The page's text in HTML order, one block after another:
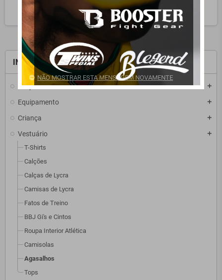
INÍCIO
Desportos add
Equipamento add
Criança add
Vestuário add
T-Shirts
Calções
Calças de Lycra
Camisas de Lycra
Fatos de Treino
BBJ Gi's e Cintos
Roupa Interior Atlética
Camisolas
Agasalhos
Tops
search
NÃO MOSTRAR ESTA MENSAGEM NOVAMENTE